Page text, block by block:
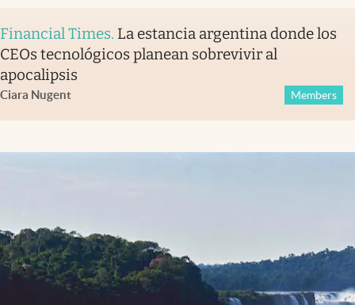
Financial Times. La estancia argentina donde los
CEOs tecnológicos planean sobrevivir al
apocalipsis
Ciara Nugent Members